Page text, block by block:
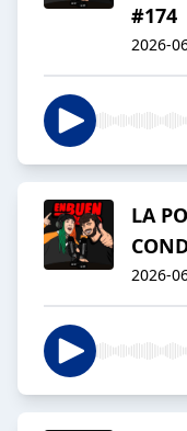
#174
2026-
LA
2026-